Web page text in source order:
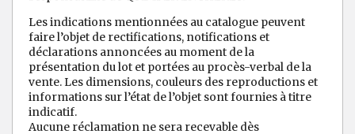
Les indications mentionnées au catalogue peuvent
faire l’objet de rectifications, notifications et
déclarations annoncées au moment de la
présentation du lot et portées au procès-verbal de la
vente. Les dimensions, couleurs des reproductions et
informations sur l’état de l’objet sont fournies à titre
indicatif.
Aucune réclamation ne sera recevable dès